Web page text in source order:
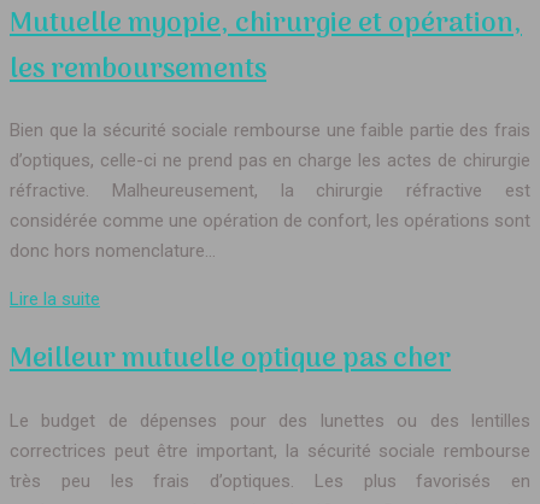
Mutuelle myopie, chirurgie et opération,
les remboursements
Bien que la sécurité sociale rembourse une faible partie des frais
d’optiques, celle-ci ne prend pas en charge les actes de chirurgie
réfractive. Malheureusement, la chirurgie réfractive est
considérée comme une opération de confort, les opérations sont
donc hors nomenclature…
Lire la suite
Meilleur mutuelle optique pas cher
Le budget de dépenses pour des lunettes ou des lentilles
correctrices peut être important, la sécurité sociale rembourse
très peu les frais d’optiques. Les plus favorisés en